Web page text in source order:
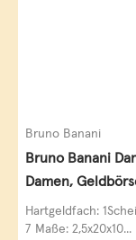
Bruno Banani
Bruno Banani
Damen,
Leder
Hartgeldfach:
7 Maße: 2,5x20x10...